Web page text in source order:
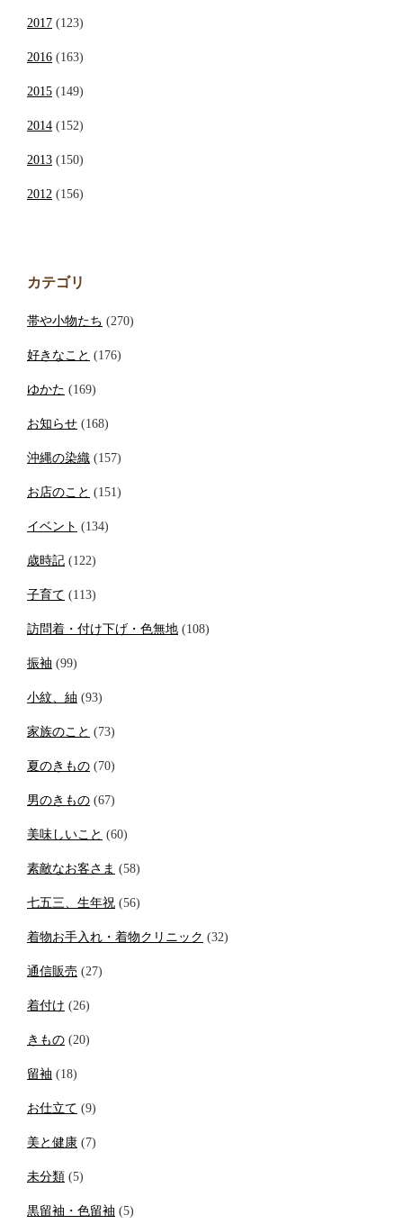
2017 (123)
2016 (163)
2015 (149)
2014 (152)
2013 (150)
2012 (156)
カテゴリ
帯や小物たち (270)
好きなこと (176)
ゆかた (169)
お知らせ (168)
沖縄の染織 (157)
お店のこと (151)
イベント (134)
歳時記 (122)
子育て (113)
訪問着・付け下げ・色無地 (108)
振袖 (99)
小紋、紬 (93)
家族のこと (73)
夏のきもの (70)
男のきもの (67)
美味しいこと (60)
素敵なお客さま (58)
七五三、生年祝 (56)
着物お手入れ・着物クリニック (32)
通信販売 (27)
着付け (26)
きもの (20)
留袖 (18)
お仕立て (9)
美と健康 (7)
未分類 (5)
黒留袖・色留袖 (5)